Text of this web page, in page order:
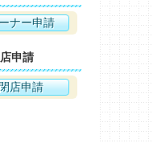
ナー申請
申請
店申請